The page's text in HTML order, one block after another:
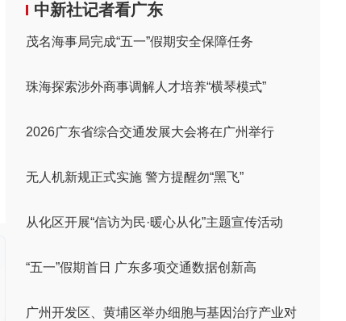
中新社记者看广东
茂名海事局完成“五一”假期安全保障任务
珠海探索涉外商事调解人才培养“横琴模式”
2026广东省综合交通发展大会将在广州举行
无人机新规正式实施 警方提醒勿“黑飞”
从化区开展“信访为民·暖心从化”主题宣传活动
“五一”假期首日 广东多项交通数据创新高
广州开发区、黄埔区举办细胞与基因治疗产业对